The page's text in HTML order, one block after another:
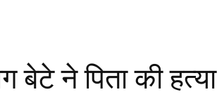
बेटे ने पिता की हत्या